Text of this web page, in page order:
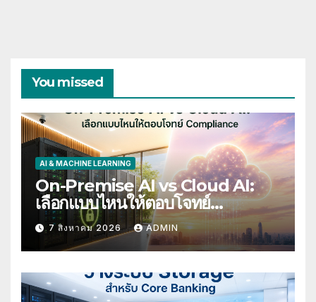
You missed
AI & MACHINE LEARNING
On-Premise AI vs Cloud AI:
เลือกแบบไหนให้ตอบโจทย์
Compliance
7 สิงหาคม 2026 ADMIN